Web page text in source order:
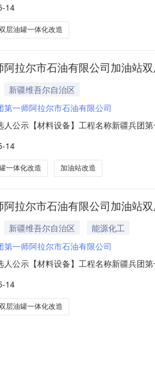
3271592.0000元投标工期50日历天建造
小写3278895.000
14
层油罐一体化改造
阿拉尔市石油有限公司加油站
新疆维吾尔自治区
第一师阿拉尔市石油有限公司
人公示【材料设备】工程名称新疆兵团
元投标工期50日历天建造师
写2874672.0000
14
一体化改造 加油站改造
阿拉尔市石油有限公司加油站
新疆维吾尔自治区
能源化工
第一师阿拉尔市石油有限公司
人公示【材料设备】工程名称新疆兵团
元投标工期50日历天建造师姓
2958235.0000元
14
层油罐一体化改造